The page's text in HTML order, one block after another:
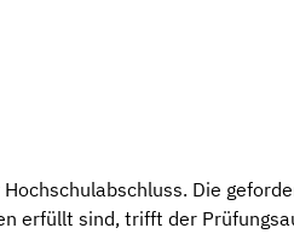
Die
erfüllt sind, trifft der